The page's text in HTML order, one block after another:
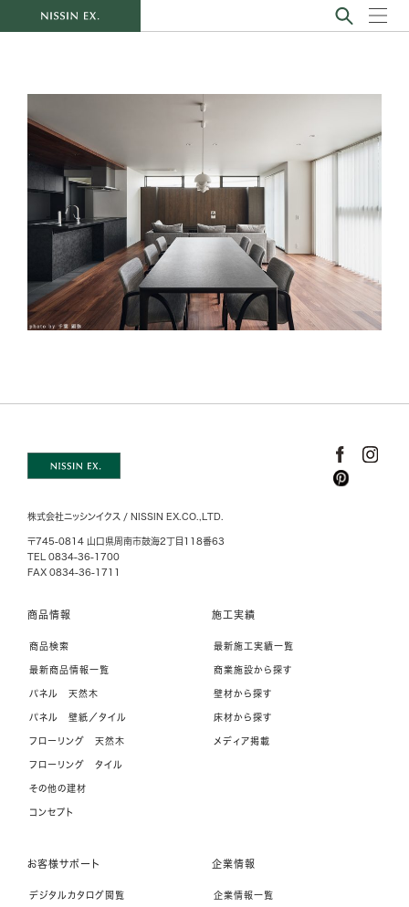
株式会社ニッシンイクス / NISSIN EX.CO.,LTD.
〒745-0814 山口県周南市鼓海2丁目118番63
TEL 0834-36-1700
FAX 0834-36-1711
商品情報
商品検索
最新商品情報一覧
パネル 天然木
パネル 壁紙／タイル
フローリング 天然木
フローリング タイル
その他の建材
コンセプト
施工実績
最新施工実績一覧
商業施設から探す
壁材から探す
床材から探す
メディア掲載
お客様サポート
デジタルカタログ閲覧
企業情報
企業情報一覧